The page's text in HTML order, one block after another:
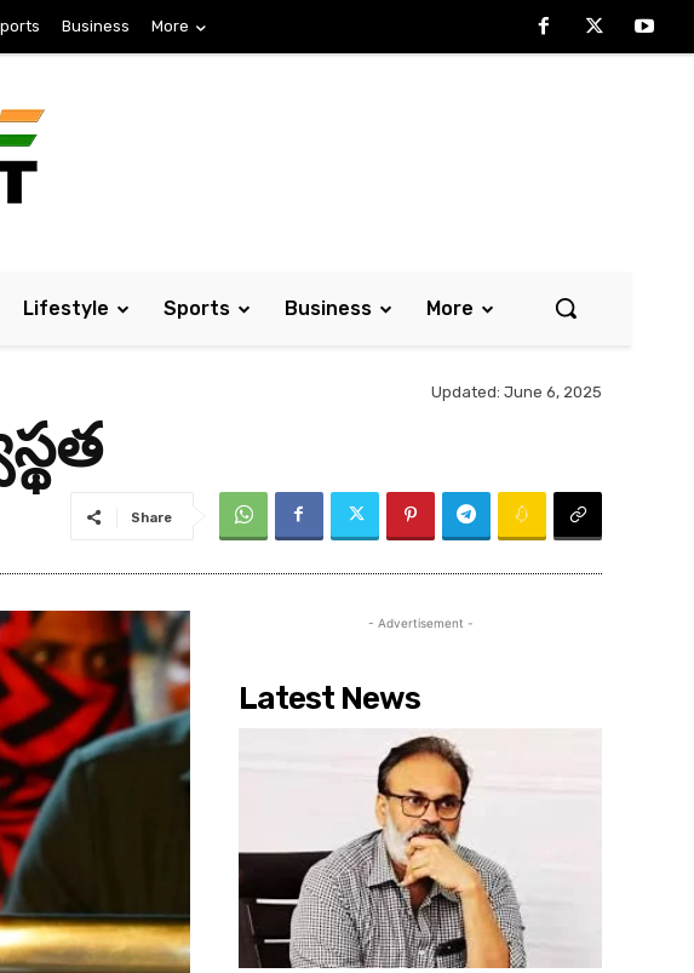
Business More
Lifestyle Sports Business More
Updated: June 6, 2025
Share
- Advertisement -
Latest News